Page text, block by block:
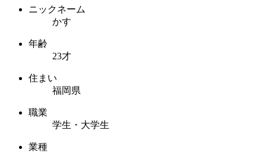
ニックネーム
かす
年齢
23才
住まい
福岡県
職業
学生・大学生
業種